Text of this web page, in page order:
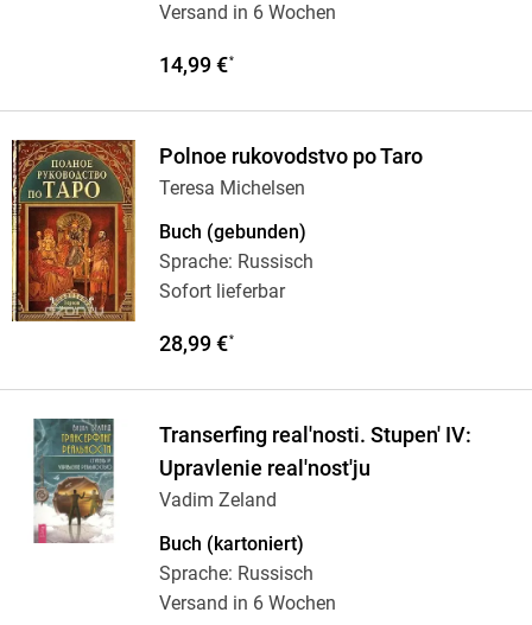
Versand in 6 Wochen
14,99 €*
Polnoe rukovodstvo po Taro
Teresa Michelsen
Buch (gebunden)
Sprache: Russisch
Sofort lieferbar
28,99 €*
Transerfing real'nosti. Stupen' IV:
Upravlenie real'nost'ju
Vadim Zeland
Buch (kartoniert)
Sprache: Russisch
Versand in 6 Wochen